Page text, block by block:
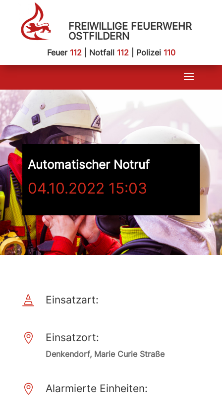
FREIWILLIGE FEUERWEHR
OSTFILDERN
Feuer 112| Notfall 112| Polizei 110
Automatischer Notruf
04.10.2022 15:03
 Einsatzart:
 Einsatzort:
Denkendorf, Marie Curie Straße
 Alarmierte Einheiten: